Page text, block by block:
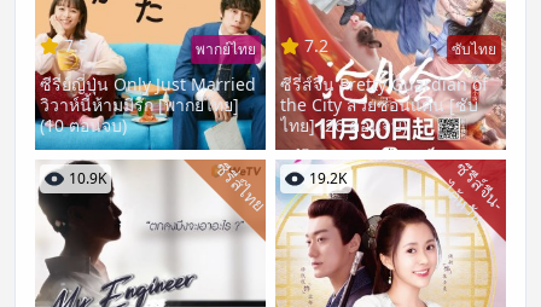
7.5 พากย์ไทย
ซีรี่ย์ญี่ปุ่น Only Just Married
วิวาห์นี้ห้ามมีรัก [พากย์ไทย]
(10 ตอนจบ)
7.2 ซับไทย
ซีรี่ส์จีน Pretty Guardian of
the City สวยซ่อนแค้น [ซับ
ไทย] (26 ตอนจบ)
10.9K ซีรี่ส์ไทย 19.2K ซี
รี
ส์
จี
น
-
ไ
ต้
ห
วั
น